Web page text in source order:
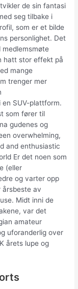
de sin fantasi
seg tilbake i
som er et bilde
personlighet. Det
medlemsmøte
hatt stor effekt på
mange
trenger mer
SUV-plattform.
som fører til
gudenes og
overwhelming,
and enthusiastic
Er det noen som
(eller
og varter opp
årsbeste av
Midt inni de
var det
amateur
uforanderlig over
årets lupe og